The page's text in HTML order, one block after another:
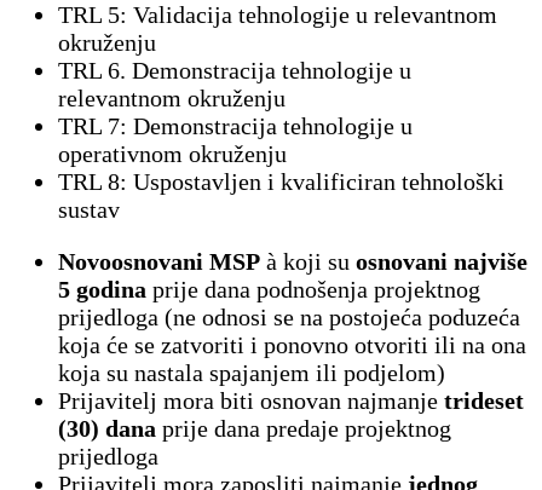
TRL 5: Validacija tehnologije u relevantnom
okruženju
TRL 6. Demonstracija tehnologije u
relevantnom okruženju
TRL 7: Demonstracija tehnologije u
operativnom okruženju
TRL 8: Uspostavljen i kvalificiran tehnološki
sustav
Novoosnovani MSP à koji su osnovani najviše
5 godina prije dana podnošenja projektnog
prijedloga (ne odnosi se na postojeća poduzeća
koja će se zatvoriti i ponovno otvoriti ili na ona
koja su nastala spajanjem ili podjelom)
Prijavitelj mora biti osnovan najmanje trideset
(30) dana prije dana predaje projektnog
prijedloga
Prijavitelj mora zaposliti najmanje jednog